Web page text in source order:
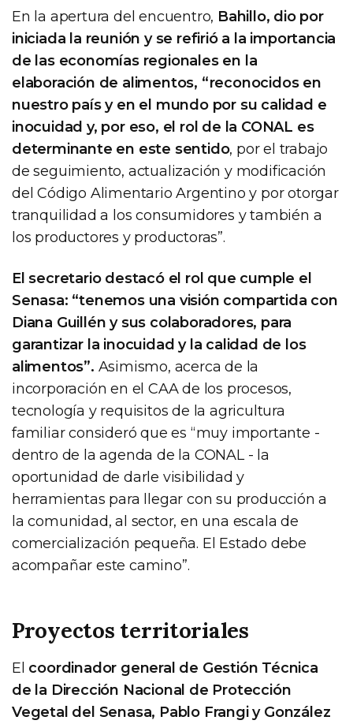
En la apertura del encuentro, Bahillo, dio por
iniciada la reunión y se refirió a la importancia
de las economías regionales en la
elaboración de alimentos, “reconocidos en
nuestro país y en el mundo por su calidad e
inocuidad y, por eso, el rol de la CONAL es
determinante en este sentido, por el trabajo
de seguimiento, actualización y modificación
del Código Alimentario Argentino y por otorgar
tranquilidad a los consumidores y también a
los productores y productoras”.
El secretario destacó el rol que cumple el
Senasa: “tenemos una visión compartida con
Diana Guillén y sus colaboradores, para
garantizar la inocuidad y la calidad de los
alimentos”. Asimismo, acerca de la
incorporación en el CAA de los procesos,
tecnología y requisitos de la agricultura
familiar consideró que es “muy importante -
dentro de la agenda de la CONAL - la
oportunidad de darle visibilidad y
herramientas para llegar con su producción a
la comunidad, al sector, en una escala de
comercialización pequeña. El Estado debe
acompañar este camino”.
Proyectos territoriales
El coordinador general de Gestión Técnica
de la Dirección Nacional de Protección
Vegetal del Senasa, Pablo Frangi y González